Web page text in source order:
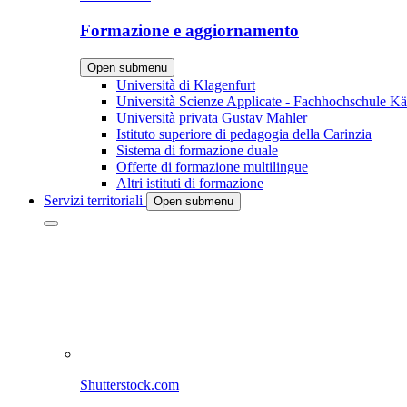
Formazione e aggiornamento
Open submenu
Università di Klagenfurt
Università Scienze Applicate - Fachhochschule
Università privata Gustav Mahler
Istituto superiore di pedagogia della Carinzia
Sistema di formazione duale
Offerte di formazione multilingue
Altri istituti di formazione
Servizi territoriali
Open submenu
Shutterstock.com